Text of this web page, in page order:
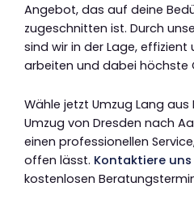
Angebot, das auf deine
zugeschnitten ist. Durch
sind wir in der Lage,
arbeiten und dabei höchste
Wähle jetzt Umzug Lang
Umzug von Dresden nach
einen professionellen
offen lässt. Kontaktiere uns
kostenlosen